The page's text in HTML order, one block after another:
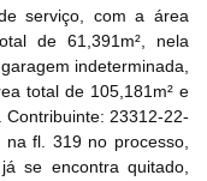
serviço, com a área
de 61,391m², nela
indeterminada,
total de 105,181m² e
23312-22-
fl. 319 no processo,
se encontra quitado,
Valor
ou